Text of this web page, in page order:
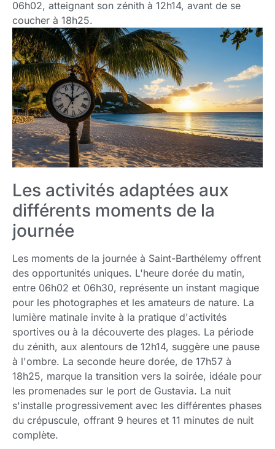
06h02, atteignant son zénith à 12h14, avant de se
coucher à 18h25.
Les activités adaptées aux
différents moments de la
journée
Les moments de la journée à Saint-Barthélemy offrent
des opportunités uniques. L'heure dorée du matin,
entre 06h02 et 06h30, représente un instant magique
pour les photographes et les amateurs de nature. La
lumière matinale invite à la pratique d'activités
sportives ou à la découverte des plages. La période
du zénith, aux alentours de 12h14, suggère une pause
à l'ombre. La seconde heure dorée, de 17h57 à
18h25, marque la transition vers la soirée, idéale pour
les promenades sur le port de Gustavia. La nuit
s'installe progressivement avec les différentes phases
du crépuscule, offrant 9 heures et 11 minutes de nuit
complète.